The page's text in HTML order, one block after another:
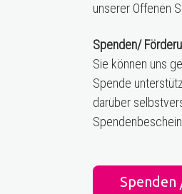
unserer Offenen
Spenden/
Sie können uns
Spende
darüber
Spenden